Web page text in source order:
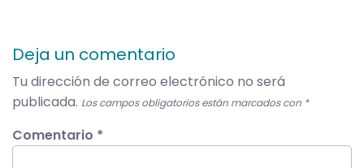
Deja un comentario
Tu dirección de correo electrónico no será
publicada. Los campos obligatorios están marcados con *
Comentario *